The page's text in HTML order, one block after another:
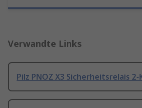
Verwandte Links
Pilz PNOZ X3 Sicherheitsrelais 2-